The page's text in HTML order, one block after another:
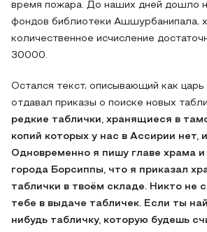
время пожара. До наших дней дошло
фондов библиотеки Ашшурбанипала,
количественное исчисление
30000.
Остался текст, описывающий как
отдавал приказы о поиске новых
редкие таблички, хранящиеся в
копий которых у нас в Ассирии нет,
Одновременно я пишу главе храма
города Борсиппы, что я приказал
таблички в твоём складе. Никто не
тебе в выдаче табличек. Если ты
нибудь табличку, которую будешь